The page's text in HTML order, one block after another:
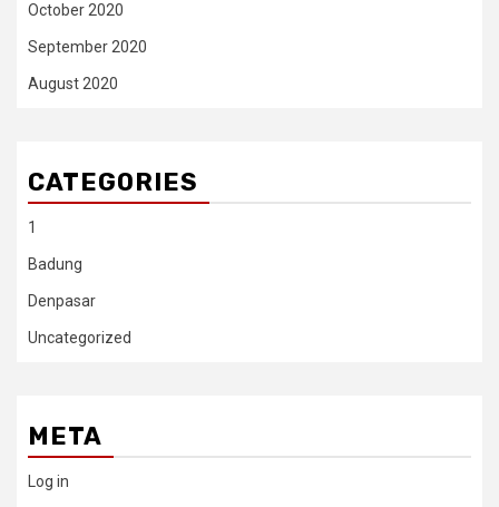
October 2020
September 2020
August 2020
CATEGORIES
1
Badung
Denpasar
Uncategorized
META
Log in